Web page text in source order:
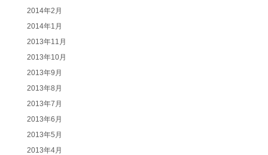
2014年2月
2014年1月
2013年11月
2013年10月
2013年9月
2013年8月
2013年7月
2013年6月
2013年5月
2013年4月